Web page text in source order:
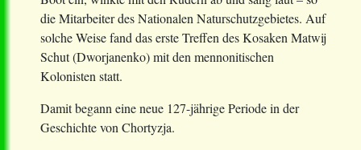
die Mitarbeiter des Nationalen Naturschutzgebietes. Auf
solche Weise fand das erste Treffen des Kosaken Matwij
Schut (Dworjanenko) mit den mennonitischen
Kolonisten statt.
Damit begann eine neue 127-jährige Periode in der
Geschichte von Chortyzja.